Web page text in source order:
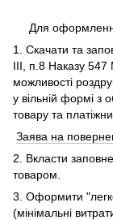
Для оформлення
1. Скачати та
ІІІ, п.8 Наказу
можливості
у вільній формі з
товару та
Заява на
2. Вкласти
товаром.
3. Оформити
(мінімальні